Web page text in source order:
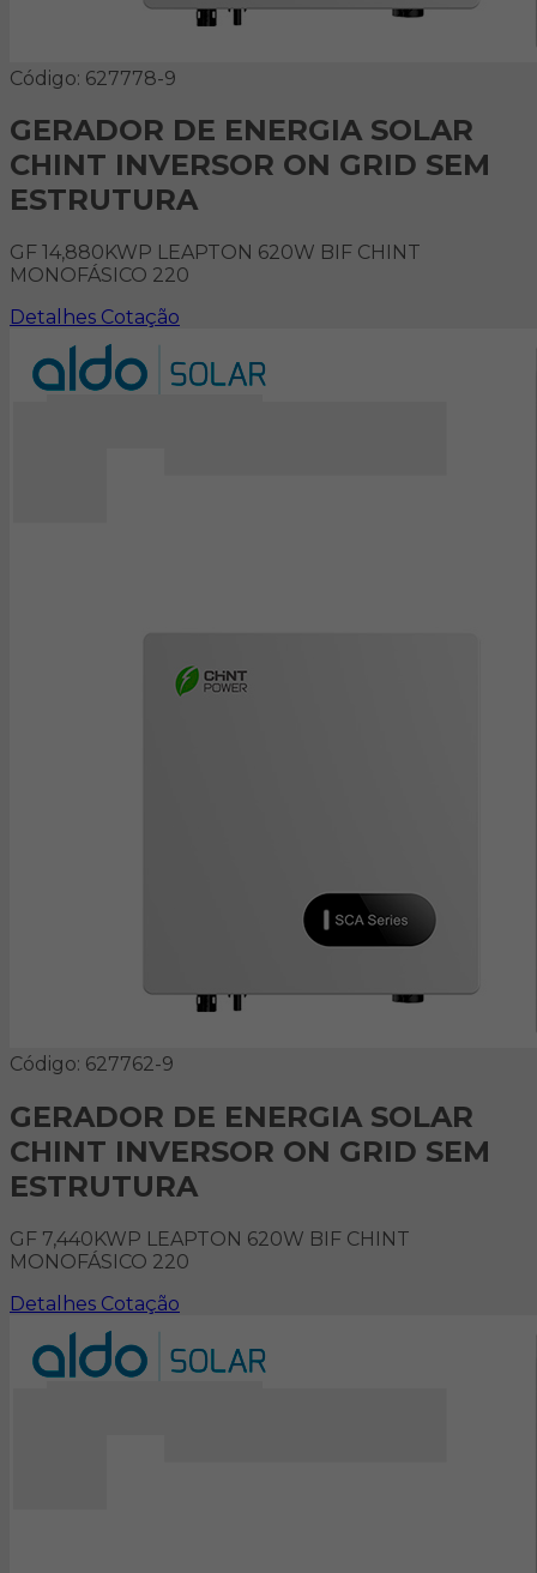
Código: 627778-9
GERADOR DE ENERGIA SOLAR
CHINT INVERSOR ON GRID SEM
ESTRUTURA
GF 14,880KWP LEAPTON 620W BIF CHINT
MONOFÁSICO 220
Detalhes Cotação
Código: 627762-9
GERADOR DE ENERGIA SOLAR
CHINT INVERSOR ON GRID SEM
ESTRUTURA
GF 7,440KWP LEAPTON 620W BIF CHINT
MONOFÁSICO 220
Detalhes Cotação